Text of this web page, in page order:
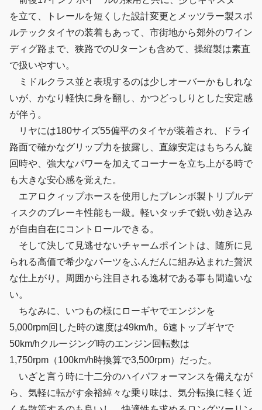
を立て、トレールを短くした設計変更とメッツラー製スポ
ルテックタイヤの装着もあって、市街地から郊外のワイン
ディグ路まで、狭路でのUターンも含めて、操縦製は素直
で扱いやすい。
ミドルクラス並と表現するのは少しオーバーかもしれな
いが、かなり軽快に身を翻し、かつどっしりとした安定感
が伴う。
リヤには180サイズ55偏平のタイヤが装着され、ドライ
路面で確かなグリップ力を披露し、直線安定はもちろん旋
回時や、強大なパワーを加えてコーナーを立ち上がる時で
も大きな安心感を覚えた。
エアロクィップホースを使用したブレンボ製トリプルデ
ィスクのブレーキ性能も一級。軽いタッチで鋭い効き込み
が自由自在にコントロールできる。
そして決して見逃せないチャームポイントは、随所に見
られる高価で希少なパーツをふんだんに組み込まれた贅沢
な仕上がり。周囲から注目される逸材である事も間違いな
い。
ちなみに、いつもの様にローギヤでエンジンを
5,000rpm回した時の速度は49km/h。6速トップギヤで
50km/hクルージング時のエンジン回転数は
1,750rpm（100km/h時換算で3,500rpm）だった。
いざと言う時に十二分のハイパフォーマンスを備えなが
ら、気軽に転がす余裕綽々な乗り味は、気分転換に軽く近